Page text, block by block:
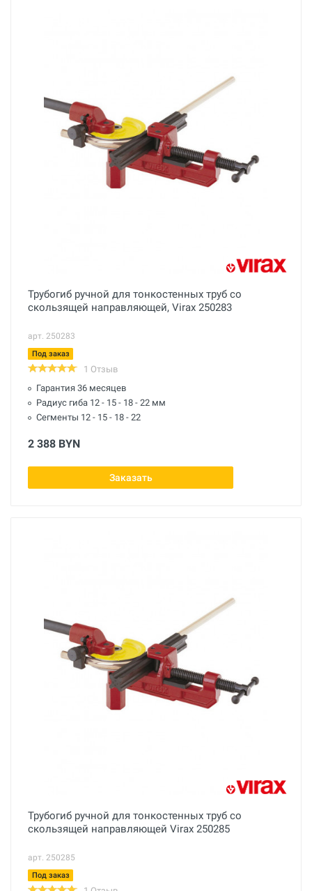
Трубогиб ручной для тонкостенных труб со
скользящей направляющей, Virax 250283
арт. 250283
Под заказ
1 Отзыв
Гарантия 36 месяцев
Радиус гиба 12 - 15 - 18 - 22 мм
Сегменты 12 - 15 - 18 - 22
2 388 BYN
Заказать
Трубогиб ручной для тонкостенных труб со
скользящей направляющей Virax 250285
арт. 250285
Под заказ